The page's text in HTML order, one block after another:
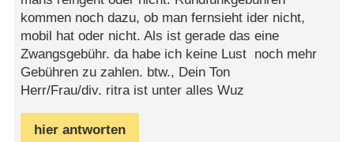
kommen noch dazu, ob man fernsieht ider nicht,
mobil hat oder nicht. Als ist gerade das eine
Zwangsgebühr. da habe ich keine Lust noch mehr
Gebühren zu zahlen. btw., Dein Ton
Herr/Frau/div. ritra ist unter alles Wuz
hier antworten